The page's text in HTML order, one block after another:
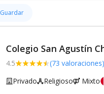
Guardar
Colegio San Agustín
4.5 (73 valoraciones)
Privado Religioso Mixto